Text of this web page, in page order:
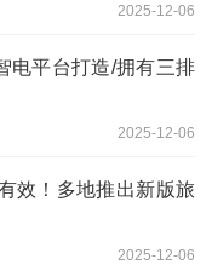
2025-12-06
电平台打造/拥有三排
2025-12-06
效！多地推出新版旅
2025-12-06